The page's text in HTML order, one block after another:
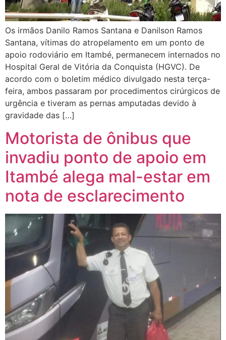
Os irmãos Danilo Ramos Santana e Danilson Ramos
Santana, vítimas do atropelamento em um ponto de
apoio rodoviário em Itambé, permanecem internados no
Hospital Geral de Vitória da Conquista (HGVC). De
acordo com o boletim médico divulgado nesta terça-
feira, ambos passaram por procedimentos cirúrgicos de
urgência e tiveram as pernas amputadas devido à
gravidade das […]
Motorista de ônibus que
invadiu ponto de apoio em
Itambé alega mal-estar em
nota de esclarecimento